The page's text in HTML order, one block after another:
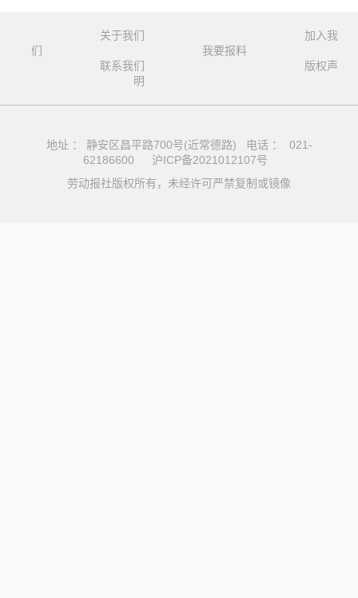
关于我们
加入我
们
我要报料
联系我们
版权声
明
地址 ： 静安区昌平路700号(近常德路) 电话 ： 021-
62186600
沪ICP备2021012107号
劳动报社版权所有，未经许可严禁复制或镜像